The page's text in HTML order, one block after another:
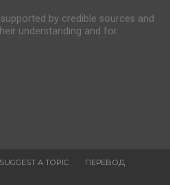
by credible sources and
understanding and for
SUGGEST A TOPIC ПЕРЕВОД